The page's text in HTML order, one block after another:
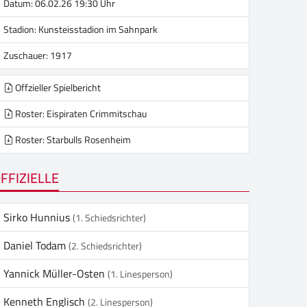
Stadion:Kunsteisstadion im Sahnpark
Zuschauer: 1917
Offzieller Spielbericht
Roster: Eispiraten Crimmitschau
Roster: Starbulls Rosenheim
Sirko Hunnius(1. Schiedsrichter)
Daniel Todam(2. Schiedsrichter)
Yannick Müller-Osten(1. Linesperson)
Kenneth Englisch(2. Linesperson)